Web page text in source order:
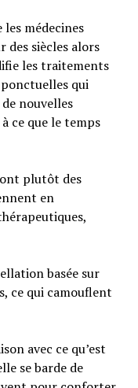
médecines
des siècles alors
les traitements
qui
nouvelles
ce que le temps
plutôt des
en
basée sur
ce qui camouflent
avec ce qu’est
se barde de